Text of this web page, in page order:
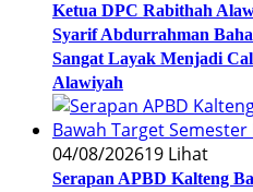
Ketua DPC Rabithah
Syarif Abdurrahman
Sangat Layak Menjadi
Alawiyah
04/08/202619 Lihat
Serapan APBD Kalteng